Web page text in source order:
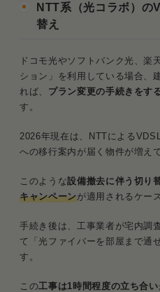
NTT系（光コラボ）の
替え
ドコモ光やソフトバンク光、楽
ション」を利用している場合、
れば、 プラン変更の手続きをす
す。
2026年現在は、NTTによる
への移行案内が届く物件が増え
このような設備撤去に伴う切り
キャンペーンが適用されるケー
手続き後は、工事業者が宅内調
て「光ファイバーを部屋まで通
す。
この工事は1時間程度の立ち合い